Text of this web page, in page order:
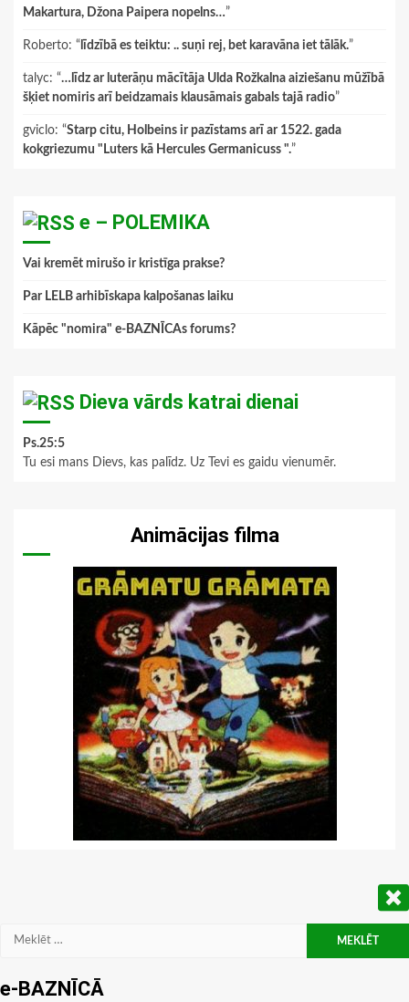
Makartura, Džona Paipera nopelns…”
Roberto: “ līdzībā es teiktu: .. suņi rej, bet karavāna iet tālāk.”
talyc: “…līdz ar luterāņu mācītāja Ulda Rožkalna aiziešanu mūžībā
šķiet nomiris arī beidzamais klausāmais gabals tajā radio”
gviclo: “Starp citu, Holbeins ir pazīstams arī ar 1522. gada
kokgriezumu "Luters kā Hercules Germanicuss ".”
e – POLEMIKA
Vai kremēt mirušo ir kristīga prakse?
Par LELB arhibīskapa kalpošanas laiku
Kāpēc "nomira" e-BAZNĪCAs forums?
Dieva vārds katrai dienai
Ps.25:5
Tu esi mans Dievs, kas palīdz. Uz Tevi es gaidu vienumēr.
Animācijas filma
Meklēt:
e-BAZNĪCĀ